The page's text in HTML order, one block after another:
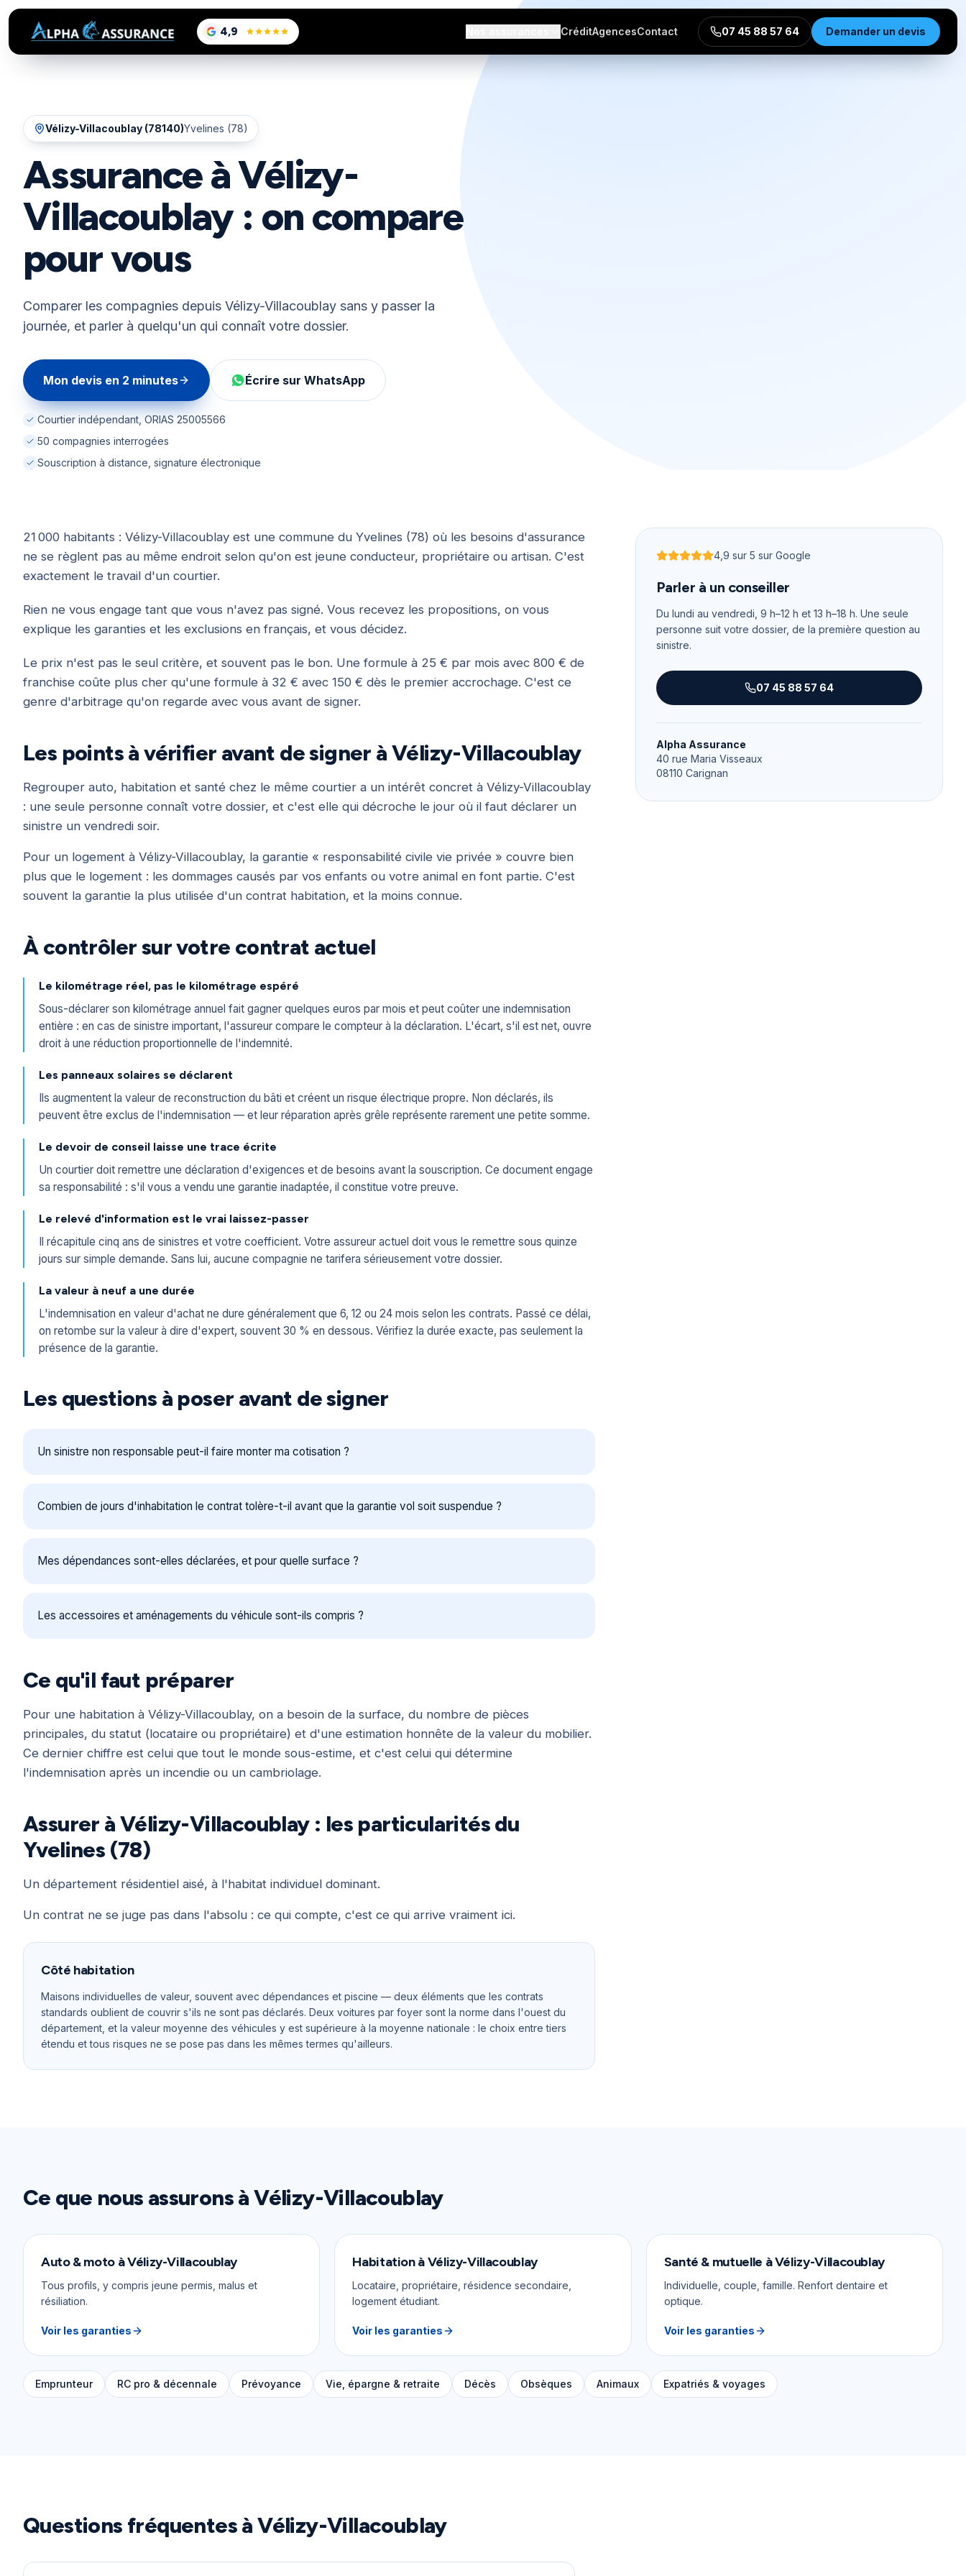
4,9
sur Google, voir les avis CréditAgencesContact 07 45 88 57 64 Demander un devis
Vélizy-Villacoublay (78140)Yvelines (78)
Assurance à Vélizy-
Villacoublay : on compare
pour vous
Comparer les compagnies depuis Vélizy-Villacoublay sans y passer la
journée, et parler à quelqu'un qui connaît votre dossier.
Mon devis en 2 minutes Écrire sur WhatsApp
Courtier indépendant, ORIAS 25005566
50 compagnies interrogées
Souscription à distance, signature électronique
21 000 habitants : Vélizy-Villacoublay est une commune du Yvelines (78) où les besoins d'assurance
ne se règlent pas au même endroit selon qu'on est jeune conducteur, propriétaire ou artisan. C'est
exactement le travail d'un courtier.
Rien ne vous engage tant que vous n'avez pas signé. Vous recevez les propositions, on vous
explique les garanties et les exclusions en français, et vous décidez.
Le prix n'est pas le seul critère, et souvent pas le bon. Une formule à 25 € par mois avec 800 € de
franchise coûte plus cher qu'une formule à 32 € avec 150 € dès le premier accrochage. C'est ce
genre d'arbitrage qu'on regarde avec vous avant de signer.
Les points à vérifier avant de signer à Vélizy-Villacoublay
Regrouper auto, habitation et santé chez le même courtier a un intérêt concret à Vélizy-Villacoublay
: une seule personne connaît votre dossier, et c'est elle qui décroche le jour où il faut déclarer un
sinistre un vendredi soir.
Pour un logement à Vélizy-Villacoublay, la garantie « responsabilité civile vie privée » couvre bien
plus que le logement : les dommages causés par vos enfants ou votre animal en font partie. C'est
souvent la garantie la plus utilisée d'un contrat habitation, et la moins connue.
À contrôler sur votre contrat actuel
Le kilométrage réel, pas le kilométrage espéré
Sous-déclarer son kilométrage annuel fait gagner quelques euros par mois et peut coûter une indemnisation
entière : en cas de sinistre important, l'assureur compare le compteur à la déclaration. L'écart, s'il est net, ouvre
droit à une réduction proportionnelle de l'indemnité.
Les panneaux solaires se déclarent
Ils augmentent la valeur de reconstruction du bâti et créent un risque électrique propre. Non déclarés, ils
peuvent être exclus de l'indemnisation — et leur réparation après grêle représente rarement une petite somme.
Le devoir de conseil laisse une trace écrite
Un courtier doit remettre une déclaration d'exigences et de besoins avant la souscription. Ce document engage
sa responsabilité : s'il vous a vendu une garantie inadaptée, il constitue votre preuve.
Le relevé d'information est le vrai laissez-passer
Il récapitule cinq ans de sinistres et votre coefficient. Votre assureur actuel doit vous le remettre sous quinze
jours sur simple demande. Sans lui, aucune compagnie ne tarifera sérieusement votre dossier.
La valeur à neuf a une durée
L'indemnisation en valeur d'achat ne dure généralement que 6, 12 ou 24 mois selon les contrats. Passé ce délai,
on retombe sur la valeur à dire d'expert, souvent 30 % en dessous. Vérifiez la durée exacte, pas seulement la
présence de la garantie.
Les questions à poser avant de signer
Un sinistre non responsable peut-il faire monter ma cotisation ?
Combien de jours d'inhabitation le contrat tolère-t-il avant que la garantie vol soit suspendue ?
Mes dépendances sont-elles déclarées, et pour quelle surface ?
Les accessoires et aménagements du véhicule sont-ils compris ?
Ce qu'il faut préparer
Pour une habitation à Vélizy-Villacoublay, on a besoin de la surface, du nombre de pièces
principales, du statut (locataire ou propriétaire) et d'une estimation honnête de la valeur du mobilier.
Ce dernier chiffre est celui que tout le monde sous-estime, et c'est celui qui détermine
l'indemnisation après un incendie ou un cambriolage.
Assurer à Vélizy-Villacoublay : les particularités du
Yvelines (78)
Un département résidentiel aisé, à l'habitat individuel dominant.
Un contrat ne se juge pas dans l'absolu : ce qui compte, c'est ce qui arrive vraiment ici.
Côté habitation
Maisons individuelles de valeur, souvent avec dépendances et piscine — deux éléments que les contrats
standards oublient de couvrir s'ils ne sont pas déclarés. Deux voitures par foyer sont la norme dans l'ouest du
département, et la valeur moyenne des véhicules y est supérieure à la moyenne nationale : le choix entre tiers
étendu et tous risques ne se pose pas dans les mêmes termes qu'ailleurs.
Noté4,9 sur 5
4,9 sur 5 sur Google
Parler à un conseiller
Du lundi au vendredi, 9 h–12 h et 13 h–18 h. Une seule
personne suit votre dossier, de la première question au
sinistre.
07 45 88 57 64
Alpha Assurance
40 rue Maria Visseaux
08110 Carignan
Ce que nous assurons àVélizy-Villacoublay
Auto & moto àVélizy-Villacoublay
Tous profils, y compris jeune permis, malus et
résiliation.
Voir les garanties
HabitationàVélizy-Villacoublay
Locataire, propriétaire, résidence secondaire,
logement étudiant.
Voir les garanties
Santé & mutuelle àVélizy-Villacoublay
Individuelle, couple, famille. Renfort dentaire et
optique.
Voir les garanties
Emprunteur RC pro & décennale Prévoyance Vie, épargne & retraite Décès Obsèques Animaux Expatriés & voyages
Questions fréquentes àVélizy-Villacoublay